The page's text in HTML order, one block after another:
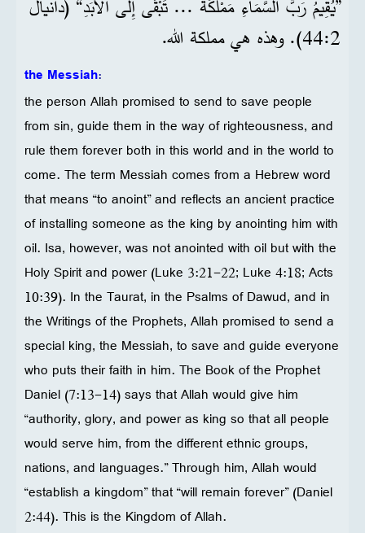
”يُقِيمُ رَبُّ السَّمَاءِ مَمْلَكَةً ... تَبْقَى إِلَى الْأَبَدِ“ (دانيال
2‏:44). وهذه هي مملكة الله.
the Messiah:
the person Allah promised to send to save people
from sin, guide them in the way of righteousness, and
rule them forever both in this world and in the world to
come. The term Messiah comes from a Hebrew word
that means “to anoint” and reflects an ancient practice
of installing someone as the king by anointing him with
oil. Isa, however, was not anointed with oil but with the
Holy Spirit and power (Luke 3:21-22; Luke 4:18; Acts
10:39). In the Taurat, in the Psalms of Dawud, and in
the Writings of the Prophets, Allah promised to send a
special king, the Messiah, to save and guide everyone
who puts their faith in him. The Book of the Prophet
Daniel (7:13-14) says that Allah would give him
“authority, glory, and power as king so that all people
would serve him, from the different ethnic groups,
nations, and languages.” Through him, Allah would
“establish a kingdom” that “will remain forever” (Daniel
2:44). This is the Kingdom of Allah.